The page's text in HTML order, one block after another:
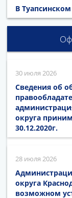
В
30 июля 2026
Сведения об
округа
30.12.2020г.
28 июля 2026
округа
возможном